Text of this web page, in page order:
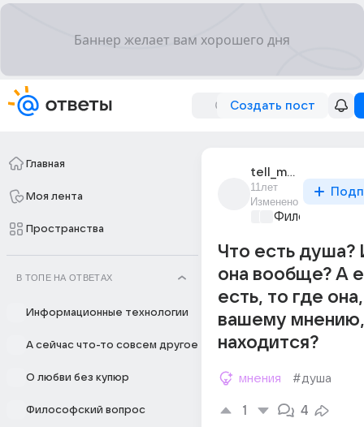
Создать пост
Главная
Моя лента
Пространства
В ТОПЕ НА ОТВЕТАХ
Информационные технологии
А сейчас что-то совсем другое
О любви без купюр
Философский вопрос
tell_me_why_5
11лет
Изменено
Философский
Что есть душа?
она вообще? А
есть, то где
вашему мнению,
находится?
мнения #душа
1 4